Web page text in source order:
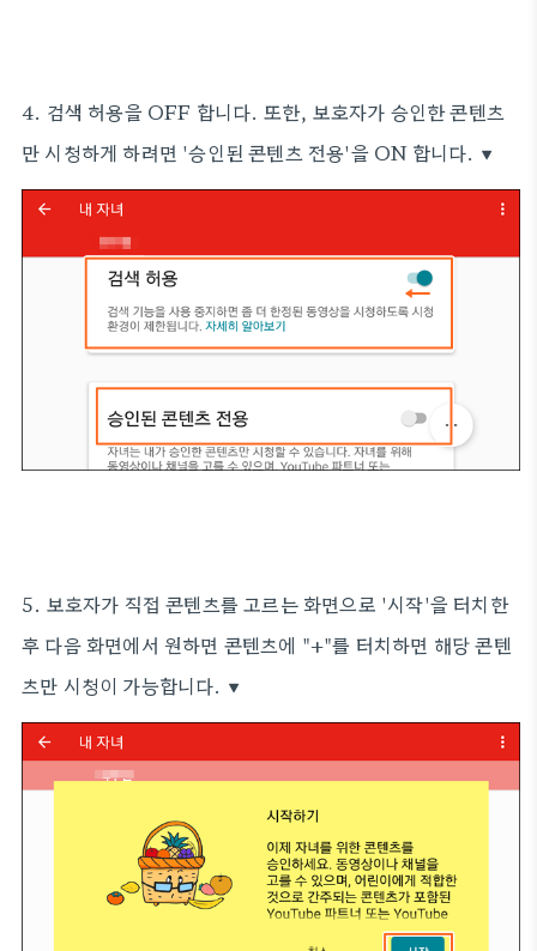
4. 검색 허용을 OFF 합니다. 또한, 보호자가 승인한 콘텐츠
만 시청하게 하려면 '승인된 콘텐츠 전용'을 ON 합니다. ▼
5. 보호자가 직접 콘텐츠를 고르는 화면으로 '시작'을 터치한
후 다음 화면에서 원하면 콘텐츠에 "+"를 터치하면 해당 콘텐
츠만 시청이 가능합니다. ▼